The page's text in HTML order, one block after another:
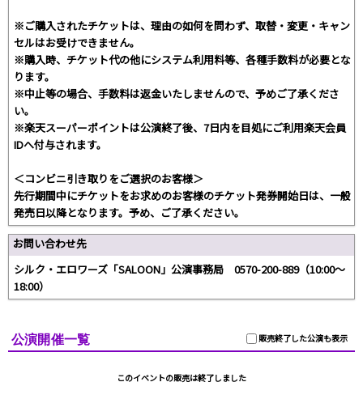
※ご購入されたチケットは、理由の如何を問わず、取替・変更・キャン
セルはお受けできません。
※購入時、チケット代の他にシステム利用料等、各種手数料が必要とな
ります。
※中止等の場合、手数料は返金いたしませんので、予めご了承くださ
い。
※楽天スーパーポイントは公演終了後、7日内を目処にご利用楽天会員
IDへ付与されます。
＜コンビニ引き取りをご選択のお客様＞
先行期間中にチケットをお求めのお客様のチケット発券開始日は、一般
発売日以降となります。予め、ご了承ください。
お問い合わせ先
シルク・エロワーズ「SALOON」公演事務局 0570-200-889（10:00～
18:00）
販売終了した公演も表示
公演開催一覧
このイベントの販売は終了しました